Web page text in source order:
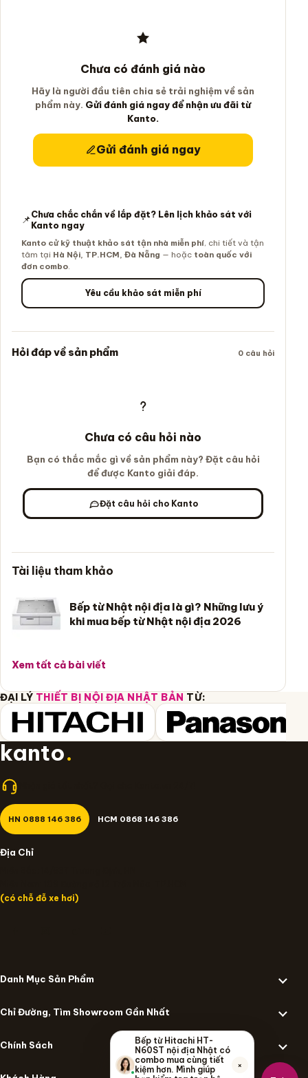
Chưa có đánh giá nào
Hãy là người đầu tiên chia sẻ trải nghiệm về sản
phẩm này. Gửi đánh giá ngay để nhận ưu đãi từ
Kanto.
Gửi đánh giá ngay
📌Chưa chắc chắn về lắp đặt? Lên lịch khảo sát với
Kanto ngay
Kanto cử kỹ thuật khảo sát tận nhà miễn phí, chi tiết và tận
tâm tại Hà Nội, TP.HCM, Đà Nẵng — hoặc toàn quốc với
đơn combo
Yêu cầu khảo sát miễn phí
Hỏi đáp về sản phẩm 0 câu hỏi
Chưa có câu hỏi nào
Bạn có thắc mắc gì về sản phẩm này? Đặt câu hỏi
để được Kanto giải đáp.
Đặt câu hỏi cho Kanto
Tài liệu tham khảo
Bếp từ Nhật nội địa là gì? Những lưu ý
khi mua bếp từ Nhật nội địa 2026
Xem tất cả bài viết
ĐẠI LÝ THIẾT BỊ NỘI ĐỊA NHẬT BẢN TỪ:
kanto.
HN 0888 146 386 HCM 0868 146 386
Địa Chỉ
(có chỗ đỗ xe hơi)
Danh Mục Sản Phẩm
Chỉ Đường, Tìm Showroom Gần Nhất
Chính Sách
Bếp từ Hitachi HT-
N60ST nội địa Nhật có
combo mua cùng tiết
kiệm hơn. Mình giúp
×